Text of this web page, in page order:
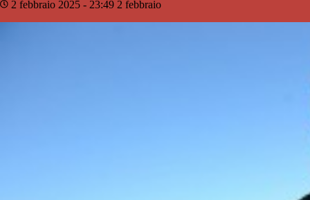
2 febbraio 2025 - 23:49 2 febbraio